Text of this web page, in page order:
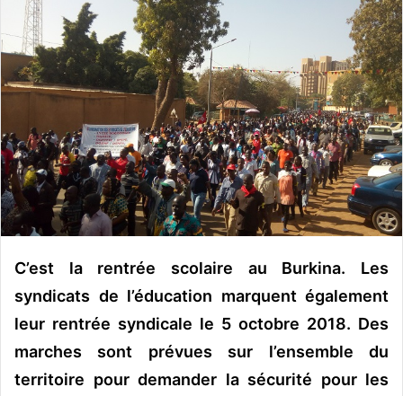
e
r
u
c
o
u
r
r
e
C’est la rentrée scolaire au Burkina. Les
syndicats de l’éducation marquent également
leur rentrée syndicale le 5 octobre 2018. Des
marches sont prévues sur l’ensemble du
territoire pour demander la sécurité pour les